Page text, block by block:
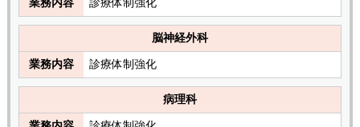
脳神経外科
業務内容 診療体制強化
病理科